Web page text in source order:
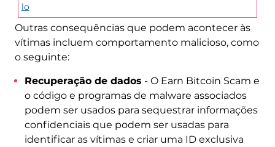
lo
Outras consequências que podem acontecer às
vítimas incluem comportamento malicioso, como
o seguinte:
Recuperação de dados - O Earn Bitcoin Scam e
o código e programas de malware associados
podem ser usados ​​para sequestrar informações
confidenciais que podem ser usadas para
identificar as vítimas e criar uma ID exclusiva